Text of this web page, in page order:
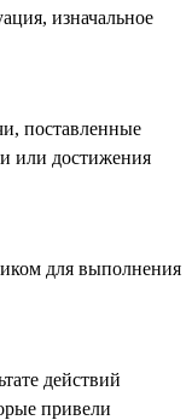
изначальное
поставленные
или достижения
для выполнения
действий
привели